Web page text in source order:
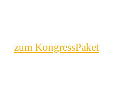
zum KongressPaket